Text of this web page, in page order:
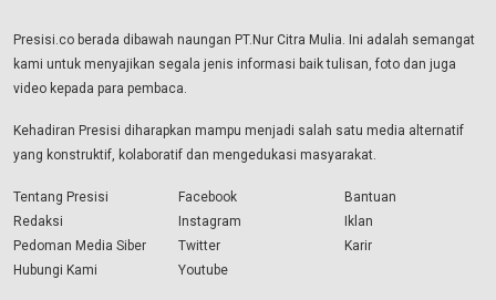
Presisi.co berada dibawah naungan PT.Nur Citra Mulia. Ini adalah semangat
kami untuk menyajikan segala jenis informasi baik tulisan, foto dan juga
video kepada para pembaca.
Kehadiran Presisi diharapkan mampu menjadi salah satu media alternatif
yang konstruktif, kolaboratif dan mengedukasi masyarakat.
Tentang Presisi
Redaksi
Pedoman Media Siber
Hubungi Kami
Facebook
Instagram
Twitter
Youtube
Bantuan
Iklan
Karir